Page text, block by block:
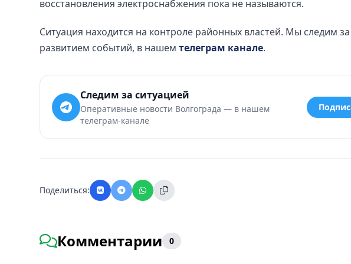
восстановления электроснабжения пока не называются.
Ситуация находится на контроле районных властей. Мы следим за
развитием событий, в нашем телеграм канале.
Следим за ситуацией
Оперативные новости Волгограда — в нашем
телеграм-канале
Поделиться:
Комментарии 0